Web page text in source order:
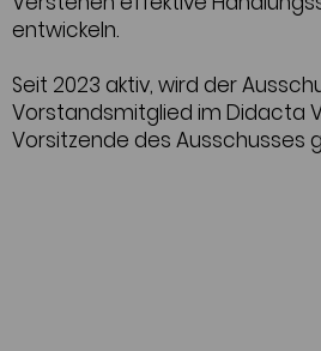
entwickeln.
Seit 2023 aktiv, wird der
Vorstandsmitglied im Didacta
Vorsitzende des Ausschusses